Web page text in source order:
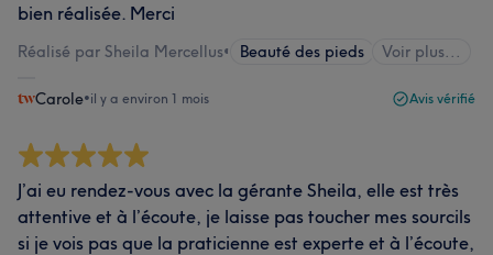
bien réalisée. Merci
Réalisé par Sheila Mercellus• Beauté des pieds Voir plus...
Carole•il y a environ 1 mois Avis vérifié
J’ai eu rendez-vous avec la gérante Sheila, elle est très
attentive et à l’écoute, je laisse pas toucher mes sourcils
si je vois pas que la praticienne est experte et à l’écoute,